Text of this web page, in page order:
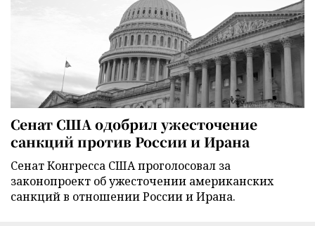
Сенат США одобрил ужесточение
санкций против России и Ирана
Сенат Конгресса США проголосовал за
законопроект об ужесточении американских
санкций в отношении России и Ирана.